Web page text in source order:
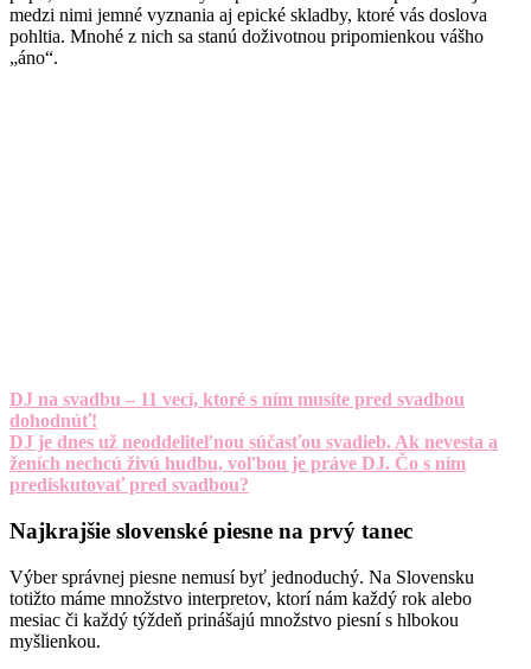
medzi nimi jemné vyznania aj epické skladby, ktoré vás doslova
pohltia. Mnohé z nich sa stanú doživotnou pripomienkou vášho
„áno“.
DJ na svadbu – 11 vecí, ktoré s ním musíte pred svadbou
dohodnúť!
DJ je dnes už neoddeliteľnou súčasťou svadieb. Ak nevesta a
ženích nechcú živú hudbu, voľbou je práve DJ. Čo s ním
prediskutovať pred svadbou?
Najkrajšie slovenské piesne na prvý tanec
Výber správnej piesne nemusí byť jednoduchý. Na Slovensku
totižto máme množstvo interpretov, ktorí nám každý rok alebo
mesiac či každý týždeň prinášajú množstvo piesní s hlbokou
myšlienkou.